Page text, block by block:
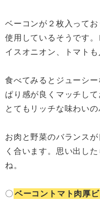
ベーコンが２枚入って
使用しているそうです
イスオニオン、トマトも
食べてみるとジューシ
ぱり感が良くマッチし
とてもリッチな味わいの
お肉と野菜のバランス
く合います。思い出し
ね。
〇 ベーコントマト肉厚